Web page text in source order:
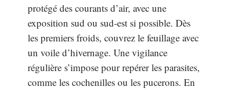
protégé des courants d’air, avec une
exposition sud ou sud-est si possible. Dès
les premiers froids, couvrez le feuillage avec
un voile d’hivernage. Une vigilance
régulière s’impose pour repérer les parasites,
comme les cochenilles ou les pucerons. En